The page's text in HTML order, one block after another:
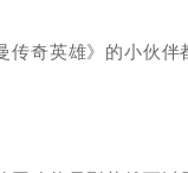
奇英雄》的小伙伴